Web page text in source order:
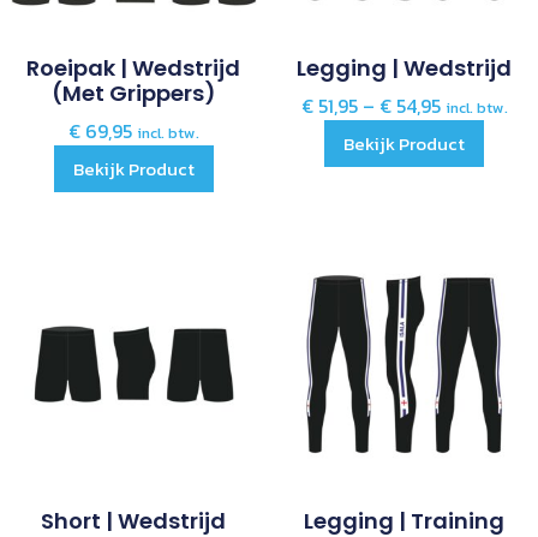
Roeipak | Wedstrijd
(met Grippers)
€69,95 incl. btw.
Bekijk Product
Legging | Wedstrijd
€51,95– €54,95 incl. btw.
Bekijk Product
Short | Wedstrijd Legging | Training